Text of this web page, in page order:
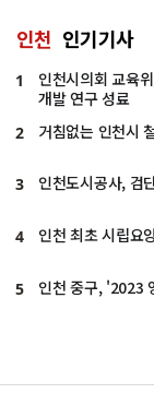
인천 인기기사
1
인천시의회 교육
개발 연구 성료
2 거침없는 인천시
3 인천도시공사, 검
4 인천 최초 시립요
5 인천 중구, '2023